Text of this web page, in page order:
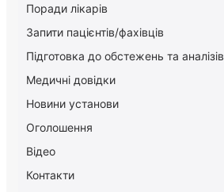
Поради лікарів
Запити пацієнтів/фахівців
Підготовка до обстежень та аналізів
Медичні довідки
Новини установи
Оголошення
Відео
Контакти